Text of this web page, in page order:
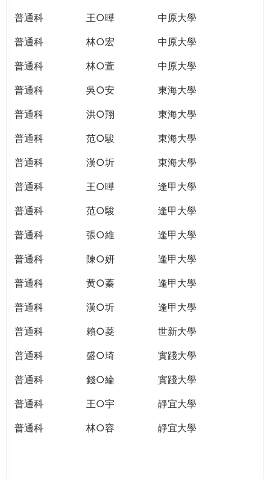
普通科
王○曄
中原大學
普通科
林○宏
中原大學
普通科
林○萱
中原大學
普通科
吳○安
東海大學
普通科
洪○翔
東海大學
普通科
范○駿
東海大學
普通科
漢○圻
東海大學
普通科
王○曄
逢甲大學
普通科
范○駿
逢甲大學
普通科
張○維
逢甲大學
普通科
陳○妍
逢甲大學
普通科
黄○蓁
逢甲大學
普通科
漢○圻
逢甲大學
普通科
賴○菱
世新大學
普通科
盛○琦
實踐大學
普通科
錢○綸
實踐大學
普通科
王○宇
靜宜大學
普通科
林○容 靜宜大學